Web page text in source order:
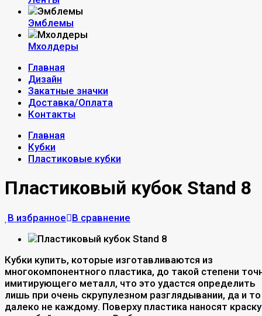
Эмблемы
Мхолдеры
Главная
Дизайн
Закатные значки
Доставка/Оплата
Контакты
Главная
Кубки
Пластиковые кубки
Пластиковый кубок Stand 8
В избранное В сравнение
Кубки купить, которые изготавливаются из
многокомпонентного пластика, до такой степени
имитирующего металл, что это удастся определить
лишь при очень скрупулезном разглядывании, да и то
далеко не каждому. Поверху пластика наносят краску